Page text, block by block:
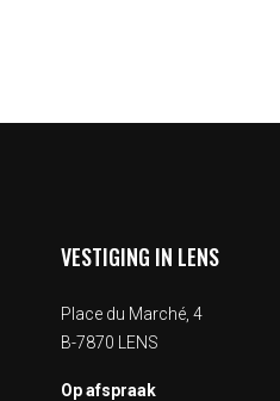
VESTIGING IN LENS
Place du Marché, 4
B-7870 LENS
Op afspraak